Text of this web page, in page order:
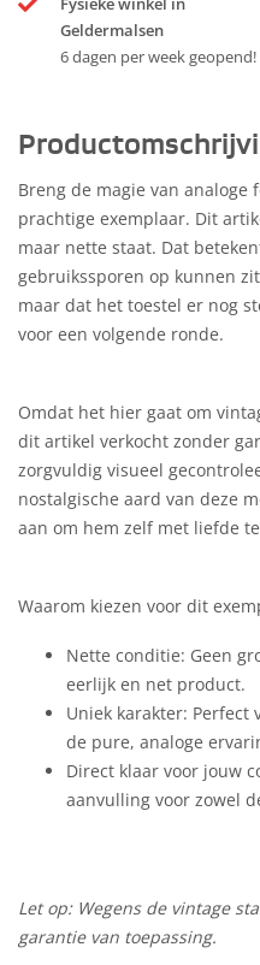
Fysieke winkel in
Geldermalsen
6 dagen per week geopend!
Breng de magie van
prachtige exemplaar. Dit
maar nette staat. Dat
gebruikssporen op kunnen
maar dat het toestel er nog
voor een volgende ronde.
Omdat het hier gaat om
dit artikel verkocht zonder
zorgvuldig visueel
nostalgische aard van deze
aan om hem zelf met liefde
Waarom kiezen voor dit
Nette conditie: Geen
eerlijk en net product.
Uniek karakter: Perfect
de pure, analoge
Direct klaar voor jouw
aanvulling voor zowel
Let op: Wegens de vintage
garantie van toepassing.